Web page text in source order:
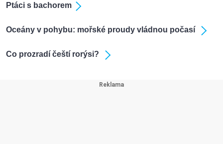
Ptáci s bachorem
Oceány v pohybu: mořské proudy vládnou počasí
Co prozradí čeští rorýsi?